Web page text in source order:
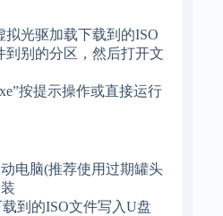
拟光驱加载下载到的ISO
到别的分区，然后打开文
按提示操作或直接运行
电脑(推荐使用过期罐头
到的ISO文件写入U盘